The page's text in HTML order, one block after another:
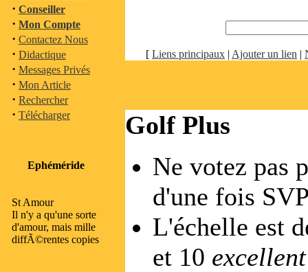
· Conseiller
· Mon Compte
· Contactez Nous
· Didactique
· Messages Privés
· Mon Article
· Rechercher
· Télécharger
Ephéméride
St Amour
Il n'y a qu'une sorte
d'amour, mais mille
diffÃ©rentes copies
[ Liens principaux | Ajouter un lien |
Golf Plus
Ne votez pas
d'une fois
L'échelle est
et 10